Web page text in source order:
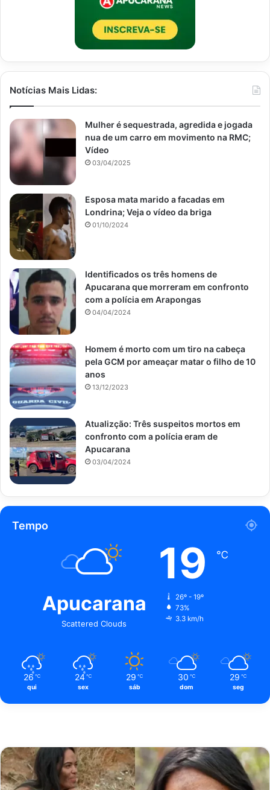
Notícias Mais Lidas:
Mulher é sequestrada, agredida e jogada
nua de um carro em movimento na RMC;
Vídeo
03/04/2025
Esposa mata marido a facadas em
Londrina; Veja o vídeo da briga
01/10/2024
Identificados os três homens de
Apucarana que morreram em confronto
com a polícia em Arapongas
04/04/2024
Homem é morto com um tiro na cabeça
pela GCM por ameaçar matar o filho de 10
anos
13/12/2023
Atualizção: Três suspeitos mortos em
confronto com a polícia eram de
Apucarana
03/04/2024
Tempo
Apucarana
Scattered Clouds
19 ℃
26º - 19º
73%
3.3 km/h
26 ℃
qui
24 ℃
sex
29 ℃
sáb
30 ℃
dom
29 ℃
seg